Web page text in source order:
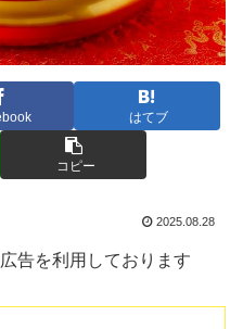
はてブ
コピー
2025.08.28
告を利用しております